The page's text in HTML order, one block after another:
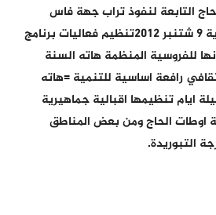
التابعة لنفوذ تراب جهة فاس
بولمان مابين 7والى غاية 9 شتنبر 2012تنظيم فعاليات برنامج
للفروسية المنظمة هاته السنة
رافعة اساسية للتنمية =هاته
ايام تنظيمها اقبالية جماهيرية
اوطات الحاج ومن بعض المناطق
التبوريدة.